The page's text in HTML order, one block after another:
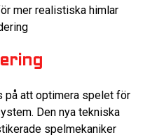
mer realistiska himlar
på att optimera spelet för
Den nya tekniska
spelmekaniker